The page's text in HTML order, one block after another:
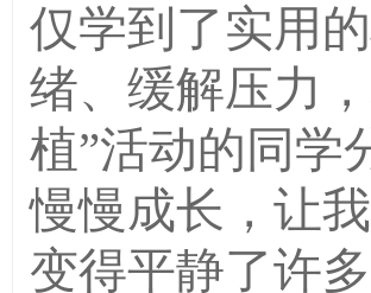
仅学到了实用
绪、缓解压力
植”活动的同学
慢慢成长，让
变得平静了许多